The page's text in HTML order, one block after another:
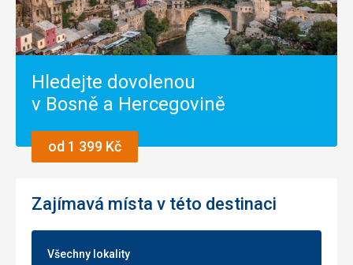
Hledejte dovolenou
v Bosně a Hercegovině
od 1 399 Kč
Zajímavá místa v této destinaci
Všechny lokality